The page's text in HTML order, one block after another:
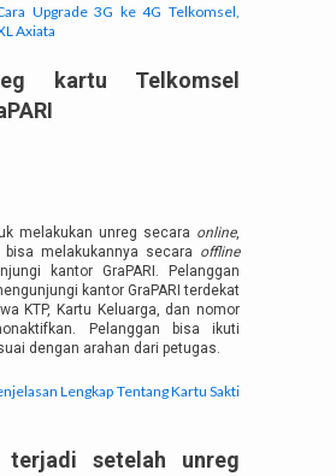
Upgrade 3G ke 4G Telkomsel,
Axiata
kartu Telkomsel
melakukan unreg secara online,
melakukannya secara offline
kantor GraPARI. Pelanggan
kantor GraPARI terdekat
KTP, Kartu Keluarga, dan nomor
Pelanggan bisa ikuti
dengan arahan dari petugas.
Lengkap Tentang Kartu Sakti
terjadi setelah unreg